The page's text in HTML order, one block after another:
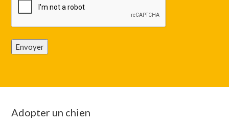
Envoyer
Adopter un chien